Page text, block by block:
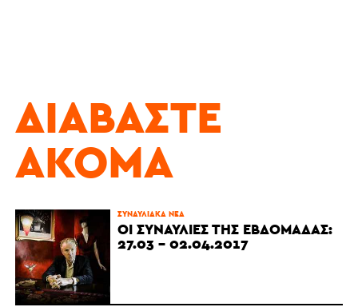
ΔΙΑΒΆΣΤΕ
ΑΚΌΜΑ
ΣΥΝΑΥΛΙΑΚΆ ΝΈΑ
ΟΙ ΣΥΝΑΥΛΊΕΣ ΤΗΣ ΕΒΔΟΜΆΔΑΣ:
27.03 - 02.04.2017